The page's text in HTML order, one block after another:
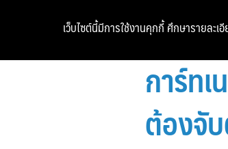
การ์ท
ต้องจั
เว็บไซต์นี้มีการใช้งานคุกกี้ ศึกษารายละเ